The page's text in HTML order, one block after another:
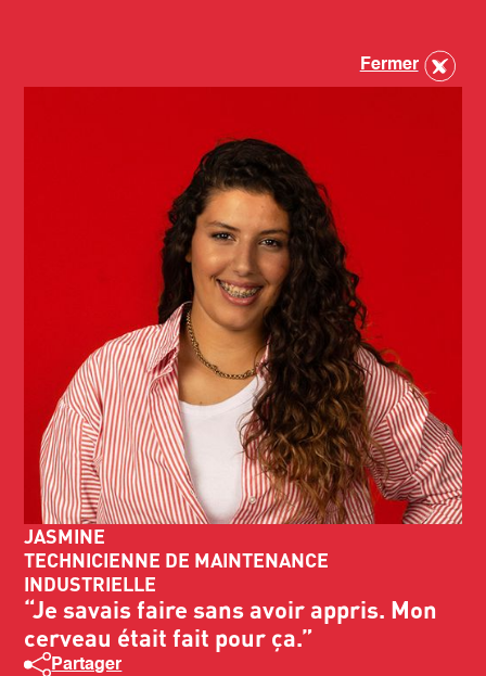
Fermer
JASMINE
TECHNICIENNE DE MAINTENANCE
INDUSTRIELLE
“Je savais faire sans avoir appris. Mon
cerveau était fait pour ça.”
Partager